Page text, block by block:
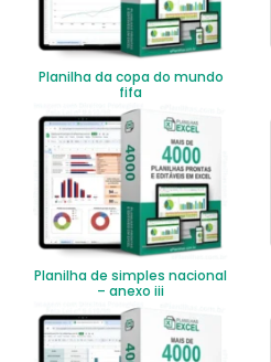
Planilha da copa do mundo
fifa
Planilha de simples nacional
– anexo iii